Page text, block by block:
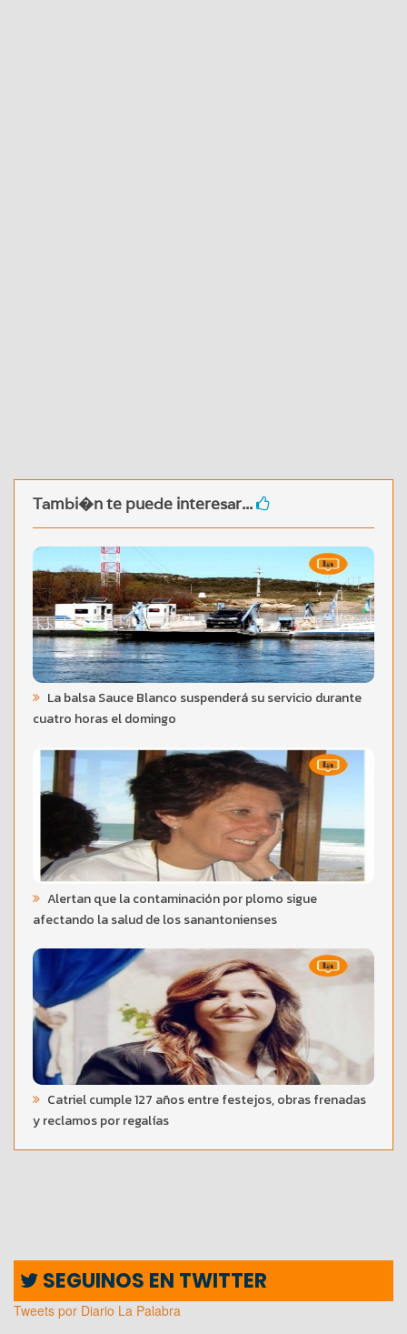
Tambi�n te puede interesar...
La balsa Sauce Blanco suspenderá su servicio durante
cuatro horas el domingo
Alertan que la contaminación por plomo sigue
afectando la salud de los sanantonienses
Catriel cumple 127 años entre festejos, obras frenadas
y reclamos por regalías
SEGUINOS EN TWITTER
Tweets por Diario La Palabra